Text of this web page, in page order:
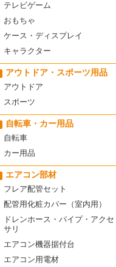
テレビゲーム
おもちゃ
ケース・ディスプレイ
キャラクター
アウトドア・スポーツ用品
アウトドア
スポーツ
自転車・カー用品
自転車
カー用品
エアコン部材
フレア配管セット
配管用化粧カバー（室内用）
ドレンホース・パイプ・アクセ
サリ
エアコン機器据付台
エアコン用電材